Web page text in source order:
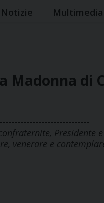
Notizie Multimedia
Madonna di
Presidente
venerare e